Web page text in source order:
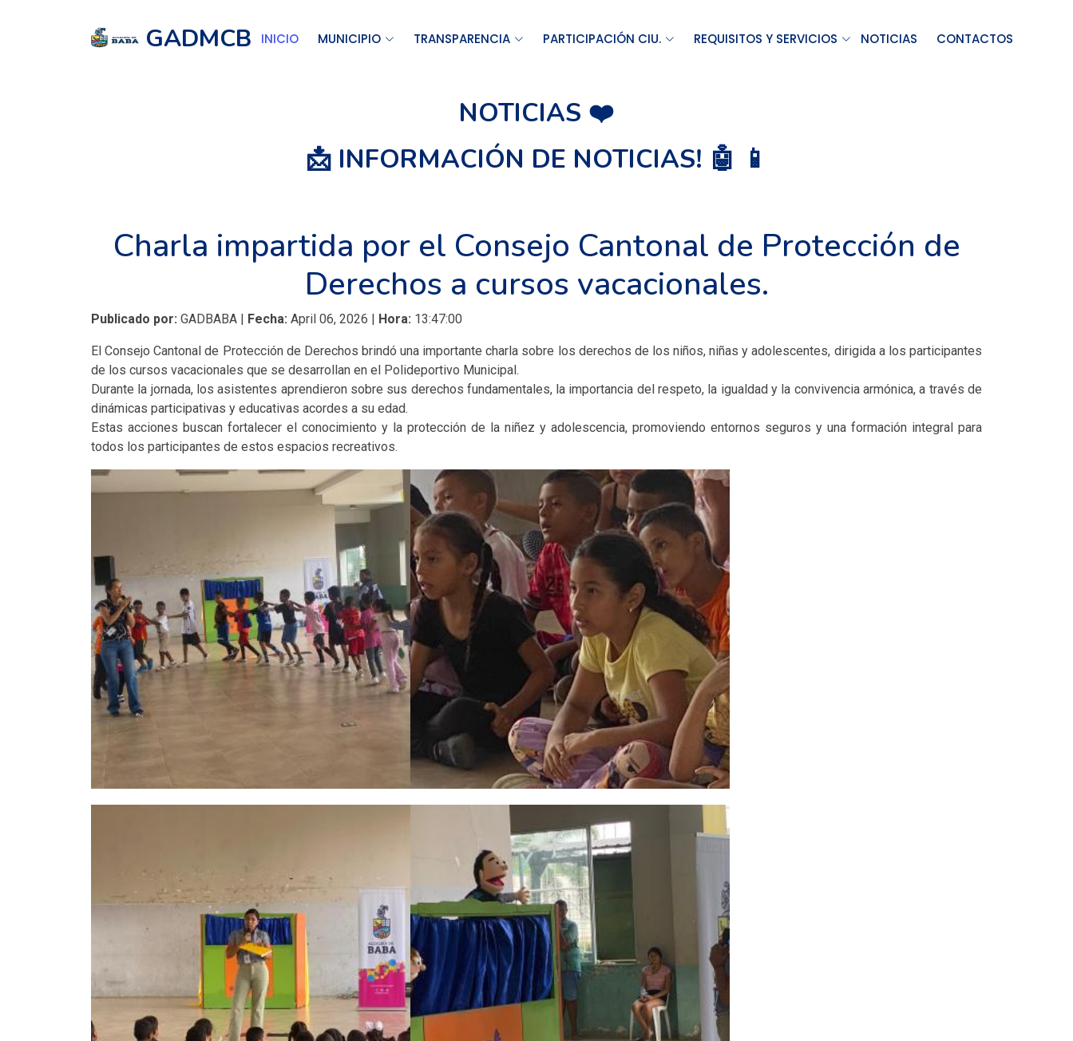
GADMCB INICIO MUNICIPIO TRANSPARENCIA PARTICIPACIÓN CIU. REQUISITOS Y SERVICIOS NOTICIAS CONTACTOS
NOTICIAS ❤️
📩 INFORMACIÓN DE NOTICIAS! 🤖 📱
Charla impartida por el Consejo Cantonal de Protección de
Derechos a cursos vacacionales.
Publicado por: GADBABA | Fecha: April 06, 2026 | Hora: 13:47:00
El Consejo Cantonal de Protección de Derechos brindó una importante charla sobre los derechos de los niños, niñas y adolescentes, dirigida a los participantes
de los cursos vacacionales que se desarrollan en el Polideportivo Municipal.
Durante la jornada, los asistentes aprendieron sobre sus derechos fundamentales, la importancia del respeto, la igualdad y la convivencia armónica, a través de
dinámicas participativas y educativas acordes a su edad.
Estas acciones buscan fortalecer el conocimiento y la protección de la niñez y adolescencia, promoviendo entornos seguros y una formación integral para
todos los participantes de estos espacios recreativos.